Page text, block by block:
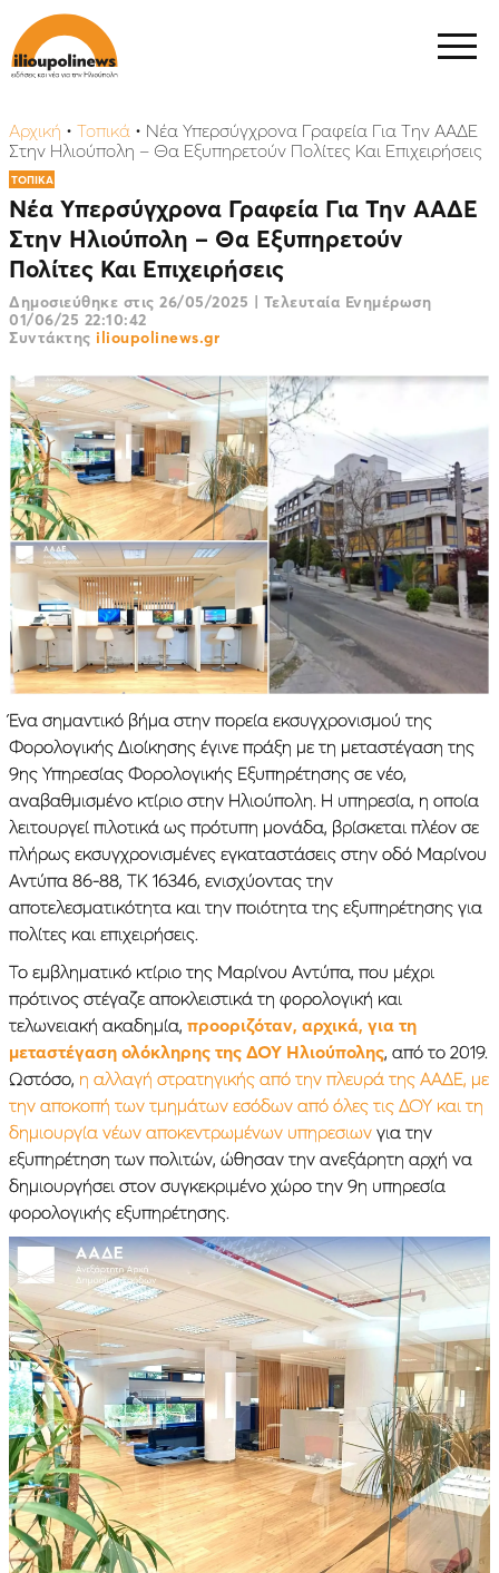
Αρχική • Τοπικά • Νέα Υπερσύγχρονα Γραφεία Για Την ΑΑΔΕ
Στην Ηλιούπολη – Θα Εξυπηρετούν Πολίτες Και Επιχειρήσεις
ΤΟΠΙΚΑ
Νέα Υπερσύγχρονα Γραφεία Για Την ΑΑΔΕ
Στην Ηλιούπολη – Θα Εξυπηρετούν
Πολίτες Και Επιχειρήσεις
Δημοσιεύθηκε στις 26/05/2025 | Τελευταία Ενημέρωση
01/06/25 22:10:42
Συντάκτης ilioupolinews.gr
Ένα σημαντικό βήμα στην πορεία εκσυγχρονισμού της
Φορολογικής Διοίκησης έγινε πράξη με τη μεταστέγαση της
9ης Υπηρεσίας Φορολογικής Εξυπηρέτησης σε νέο,
αναβαθμισμένο κτίριο στην Ηλιούπολη. Η υπηρεσία, η οποία
λειτουργεί πιλοτικά ως πρότυπη μονάδα, βρίσκεται πλέον σε
πλήρως εκσυγχρονισμένες εγκαταστάσεις στην οδό Μαρίνου
Αντύπα 86-88, ΤΚ 16346, ενισχύοντας την
αποτελεσματικότητα και την ποιότητα της εξυπηρέτησης για
πολίτες και επιχειρήσεις.
Το εμβληματικό κτίριο της Μαρίνου Αντύπα, που μέχρι
πρότινος στέγαζε αποκλειστικά τη φορολογική και
τελωνειακή ακαδημία, προοριζόταν, αρχικά, για τη
μεταστέγαση ολόκληρης της ΔΟΥ Ηλιούπολης, από το 2019.
Ωστόσο, η αλλαγή στρατηγικής από την πλευρά της ΑΑΔΕ, με
την αποκοπή των τμημάτων εσόδων από όλες τις ΔΟΥ και τη
δημιουργία νέων αποκεντρωμένων υπηρεσιων για την
εξυπηρέτηση των πολιτών, ώθησαν την ανεξάρητη αρχή να
δημιουργήσει στον συγκεκριμένο χώρο την 9η υπηρεσία
φορολογικής εξυπηρέτησης.